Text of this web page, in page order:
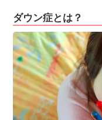
２歳児
３〜６歳児
７〜１２歳児
ダウン症とは？